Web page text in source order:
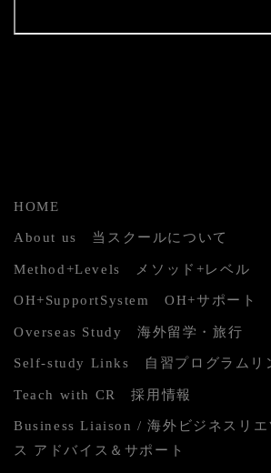
HOME
About us 当スクールについて
Method+Levels メソッド+レベル
OH+SupportSystem OH+サポート
Overseas Study 海外留学・旅行
Self-study Links 自習プログラムリ
Teach with CR 採用情報
Business Liaison / 海外ビジネスリ
ス アドバイス＆サポート